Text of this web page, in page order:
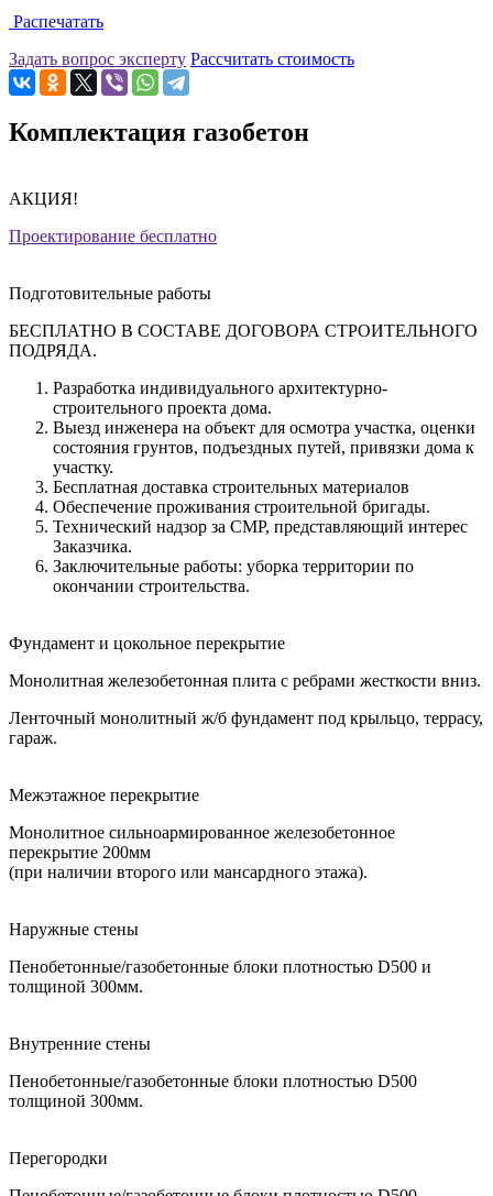
Распечатать
Задать вопрос эксперту Рассчитать стоимость
Комплектация газобетон
АКЦИЯ!
Проектирование бесплатно
Подготовительные работы
БЕСПЛАТНО В СОСТАВЕ ДОГОВОРА СТРОИТЕЛЬНОГО
ПОДРЯДА.
Разработка индивидуального архитектурно-
строительного проекта дома.
Выезд инженера на объект для осмотра участка, оценки
состояния грунтов, подъездных путей, привязки дома к
участку.
Бесплатная доставка строительных материалов
Обеспечение проживания строительной бригады.
Технический надзор за СМР, представляющий интерес
Заказчика.
Заключительные работы: уборка территории по
окончании строительства.
Фундамент и цокольное перекрытие
Монолитная железобетонная плита с ребрами жесткости вниз.
Ленточный монолитный ж/б фундамент под крыльцо, террасу,
гараж.
Межэтажное перекрытие
Монолитное сильноармированное железобетонное
перекрытие 200мм
(при наличии второго или мансардного этажа).
Наружные стены
Пенобетонные/газобетонные блоки плотностью D500 и
толщиной 300мм.
Внутренние стены
Пенобетонные/газобетонные блоки плотностью D500
толщиной 300мм.
Перегородки